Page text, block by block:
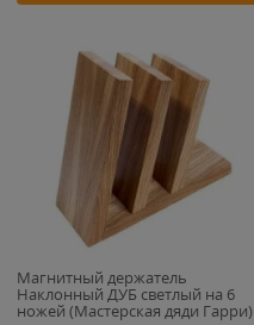
Магнитный держатель
Наклонный ДУБ светлый на 6
ножей (Мастерская дяди Гарри)